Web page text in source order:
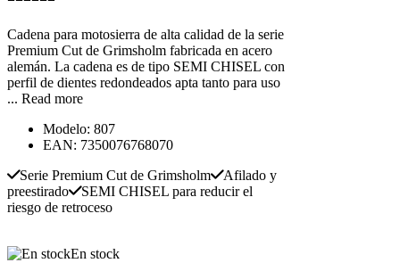
Cadena para motosierra de alta calidad de la serie
Premium Cut de Grimsholm fabricada en acero
alemán. La cadena es de tipo SEMI CHISEL con
perfil de dientes redondeados apta tanto para uso
... Read more
Modelo: 807
EAN: 7350076768070
Serie Premium Cut de Grimsholm
Afilado y
preestirado
SEMI CHISEL para reducir el
riesgo de retroceso
En stock